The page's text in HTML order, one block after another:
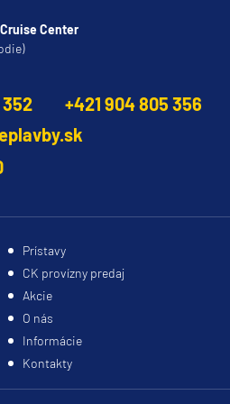
Center
352
+421 904 805 356
Prístavy
CK provízny predaj
Akcie
O nás
Informácie
Kontakty